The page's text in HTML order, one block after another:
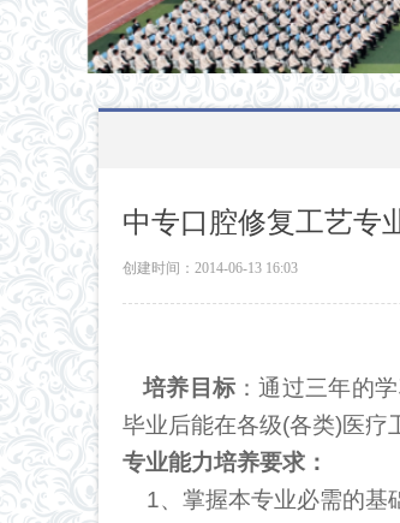
中专口腔修复工艺专
创建时间： 2014-06-13 16:03
培养目标 ：通过三年的
毕业后能在各级(各类)医疗
专业能力培养要求：
1、掌握本专业必需的基